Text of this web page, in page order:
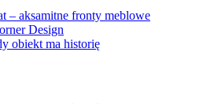
– aksamitne fronty meblowe
Design
obiekt ma historię